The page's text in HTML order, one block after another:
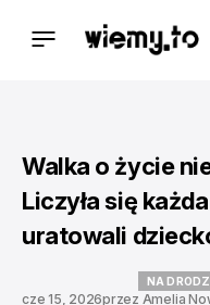
Walka o życie
Liczyła się
uratowali
NA
cze 15, 2026przez Amelia